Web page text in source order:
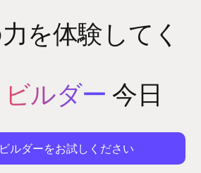
を体験してく
ルダー 今日
ルダーをお試しください